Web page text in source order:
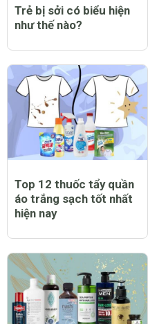
Trẻ bị sởi có biểu hiện
như thế nào?
Top 12 thuốc tẩy quần
áo trắng sạch tốt nhất
hiện nay